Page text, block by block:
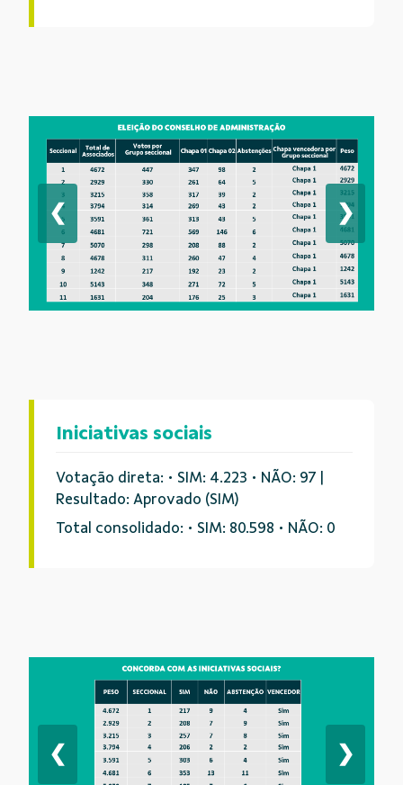
❮ ❯
Iniciativas sociais
Votação direta: • SIM: 4.223 • NÃO: 97 |
Resultado: Aprovado (SIM)
Total consolidado: • SIM: 80.598 • NÃO: 0
❮ ❯